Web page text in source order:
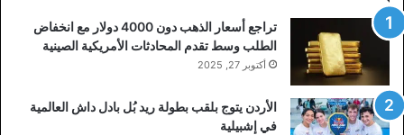
تراجع أسعار الذهب دون 4000 دولار مع انخفاض
الطلب وسط تقدم المحادثات الأمريكية الصينية
أكتوبر 27, 2025
الأردن يتوج بلقب بطولة ريد بُل بادل داش العالمية
في إشبيلية